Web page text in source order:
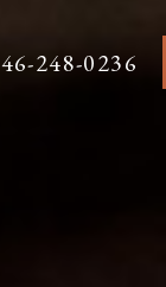
248-0236